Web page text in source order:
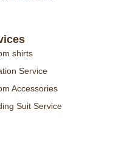
shirts
Service
Accessories
Suit Service